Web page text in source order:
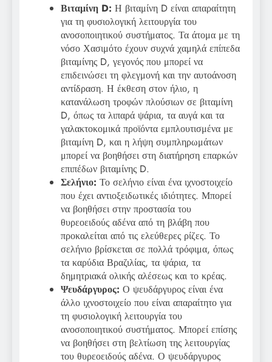
Βιταμίνη D: Η βιταμίνη D είναι απαραίτητη
για τη φυσιολογική λειτουργία του
ανοσοποιητικού συστήματος. Τα άτομα με τη
νόσο Χασιμότο έχουν συχνά χαμηλά επίπεδα
βιταμίνης D, γεγονός που μπορεί να
επιδεινώσει τη φλεγμονή και την αυτοάνοση
αντίδραση. Η έκθεση στον ήλιο, η
κατανάλωση τροφών πλούσιων σε βιταμίνη
D, όπως τα λιπαρά ψάρια, τα αυγά και τα
γαλακτοκομικά προϊόντα εμπλουτισμένα με
βιταμίνη D, και η λήψη συμπληρωμάτων
μπορεί να βοηθήσει στη διατήρηση επαρκών
επιπέδων βιταμίνης D.
Σελήνιο: Το σελήνιο είναι ένα ιχνοστοιχείο
που έχει αντιοξειδωτικές ιδιότητες. Μπορεί
να βοηθήσει στην προστασία του
θυρεοειδούς αδένα από τη βλάβη που
προκαλείται από τις ελεύθερες ρίζες. Το
σελήνιο βρίσκεται σε πολλά τρόφιμα, όπως
τα καρύδια Βραζιλίας, τα ψάρια, τα
δημητριακά ολικής αλέσεως και το κρέας.
Ψευδάργυρος: Ο ψευδάργυρος είναι ένα
άλλο ιχνοστοιχείο που είναι απαραίτητο για
τη φυσιολογική λειτουργία του
ανοσοποιητικού συστήματος. Μπορεί επίσης
να βοηθήσει στη βελτίωση της λειτουργίας
του θυρεοειδούς αδένα. Ο ψευδάργυρος